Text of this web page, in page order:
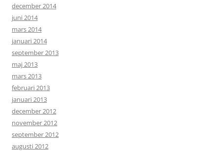
december 2014
juni 2014
mars 2014
januari 2014
september 2013
maj 2013
mars 2013
februari 2013
januari 2013
december 2012
november 2012
september 2012
augusti 2012